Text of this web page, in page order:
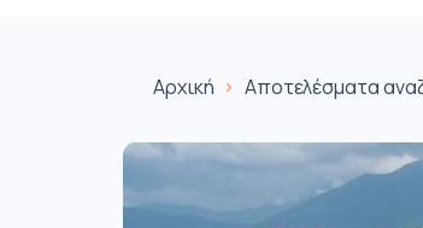
Αρχική Αποτελέσματα